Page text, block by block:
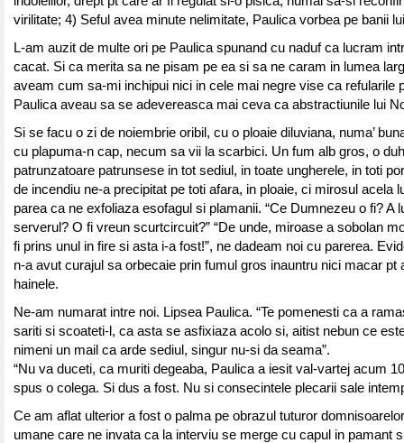
virilitate; 4) Seful avea minute nelimitate, Paulica vorbea pe banii
L-am auzit de multe ori pe Paulica spunand cu naduf ca lucram
cacat. Si ca merita sa ne pisam pe ea si sa ne caram in lumea
aveam cum sa-mi inchipui nici in cele mai negre vise ca refularile
Paulica aveau sa se adevereasca mai ceva ca abstractiunile lui
Si se facu o zi de noiembrie oribil, cu o ploaie diluviana, numa’
cu plapuma-n cap, necum sa vii la scarbici. Un fum alb gros, o
patrunzatoare patrunsese in tot sediul, in toate ungherele, in toti
de incendiu ne-a precipitat pe toti afara, in ploaie, ci mirosul acela
parea ca ne exfoliaza esofagul si plamanii. “Ce Dumnezeu o fi? A
serverul? O fi vreun scurtcircuit?” “De unde, miroase a sobolan
fi prins unul in fire si asta i-a fost!”, ne dadeam noi cu parerea.
n-a avut curajul sa orbecaie prin fumul gros inauntru nici macar pt
hainele.
Ne-am numarat intre noi. Lipsea Paulica. “Te pomenesti ca a
sariti si scoateti-l, ca asta se asfixiaza acolo si, aitist nebun ce
nimeni un mail ca arde sediul, singur nu-si da seama”.
“Nu va duceti, ca muriti degeaba, Paulica a iesit val-vartej acum
spus o colega. Si dus a fost. Nu si consecintele plecarii sale
Ce am aflat ulterior a fost o palma pe obrazul tuturor
umane care ne invata ca la interviu se merge cu capul in pamant